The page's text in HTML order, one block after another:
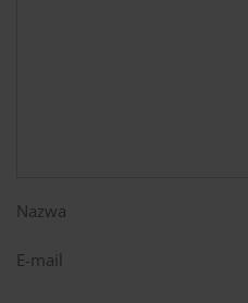
Nazwa
E-mail